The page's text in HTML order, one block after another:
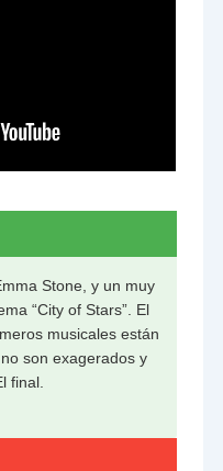
Stone, y un muy
“City of Stars”. El
musicales están
son exagerados y
final.